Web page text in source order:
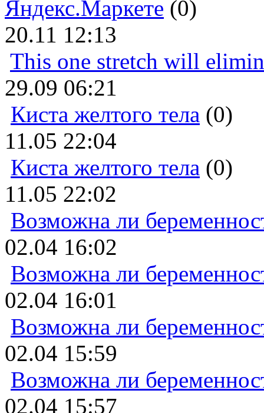
Яндекс.Маркете (0)
20.11 12:13
This one stretch will
29.09 06:21
Киста желтого тела (0)
11.05 22:04
Киста желтого тела (0)
11.05 22:02
Возможна ли
02.04 16:02
Возможна ли
02.04 16:01
Возможна ли
02.04 15:59
Возможна ли
02.04 15:57